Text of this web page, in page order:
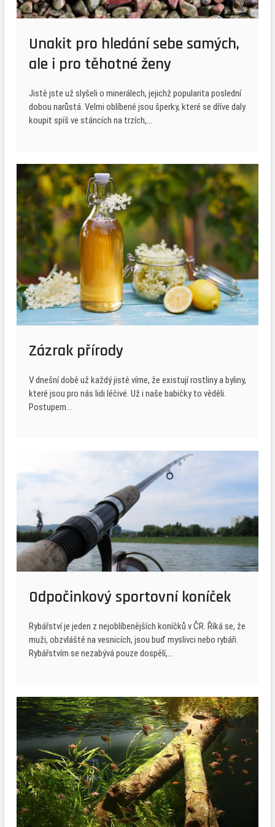
Unakit pro hledání sebe samých,
ale i pro těhotné ženy
Jistě jste už slyšeli o minerálech, jejichž popularita poslední
dobou narůstá. Velmi oblíbené jsou šperky, které se dříve daly
koupit spíš ve stáncích na trzích,…
Zázrak přírody
V dnešní době už každý jistě víme, že existují rostliny a byliny,
které jsou pro nás lidi léčivé. Už i naše babičky to věděli.
Postupem…
Odpočinkový sportovní koníček
Rybářství je jeden z nejoblíbenějších koníčků v ČR. Říká se, že
muži, obzvláště na vesnicích, jsou buď myslivci nebo rybáři.
Rybářstvím se nezabývá pouze dospělí,…